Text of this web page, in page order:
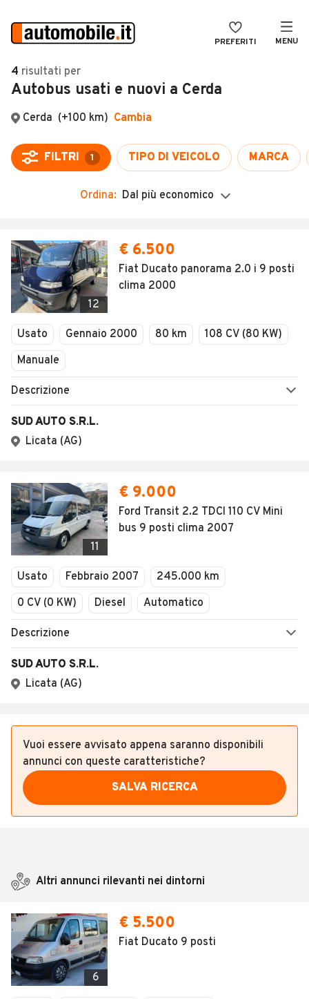
PREFERITI MENU
Auto
Auto usate
Auto Km 0
Auto Nuove
Noleggio a lungo termine
Moto
Camper
Veicoli Commerciali
Concessionari
VENDI
MAGAZINE
ACCEDI
4 risultati per
Autobus usati e nuovi a Cerda
Cerda (+100 km) Cambia
FILTRI 1 TIPO DI VEICOLO MARCA
Ordina: Dal più economico
12
€ 6.500
Fiat Ducato panorama 2.0 i 9 posti
clima 2000
Usato Gennaio 2000 80 km
108 CV (80 KW)
Manuale
Descrizione
SUD AUTO S.R.L.
Licata (AG)
11
€ 9.000
Ford Transit 2.2 TDCI 110 CV Mini
bus 9 posti clima 2007
Usato Febbraio 2007
245.000 km
0 CV (0 KW)
Diesel Automatico
Descrizione
SUD AUTO S.R.L.
Licata (AG)
Vuoi essere avvisato appena saranno disponibili
annunci con queste caratteristiche?
SALVA RICERCA
Altri annunci rilevanti nei dintorni
6
€ 5.500
Fiat Ducato 9 posti